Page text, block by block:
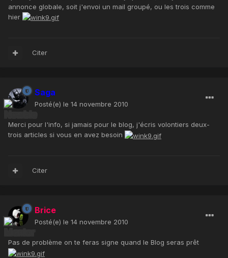
annonce globale, soit j'envoi un mail groupé, ou les trois comme
hier
Citer
Saga
Posté(e) le 14 novembre 2010
Merci pour l'info, si jamais pour le blog, j'écris volontiers deux-
trois articles si vous en avez besoin
Citer
Brice
Posté(e) le 14 novembre 2010
Pas de problème on te feras signe quand le Blog seras prêt